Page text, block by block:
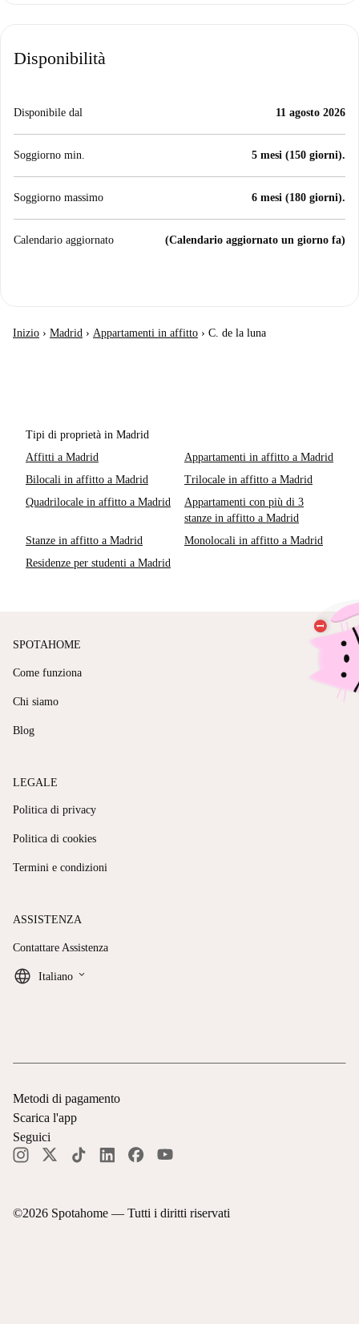
Disponibilità
Disponibile dal 11 agosto 2026
Soggiorno min. 5 mesi (150 giorni).
Soggiorno massimo 6 mesi (180 giorni).
Calendario aggiornato (Calendario aggiornato un giorno fa)
Inizio › Madrid › Appartamenti in affitto › C. de la luna
Tipi di proprietà in Madrid
Affitti a Madrid
Appartamenti in affitto a Madrid
Bilocali in affitto a Madrid
Trilocale in affitto a Madrid
Quadrilocale in affitto a Madrid
Appartamenti con più di 3
stanze in affitto a Madrid
Stanze in affitto a Madrid
Monolocali in affitto a Madrid
Residenze per studenti a Madrid
SPOTAHOME
Come funziona
Chi siamo
Blog
LEGALE
Politica di privacy
Politica di cookies
Termini e condizioni
ASSISTENZA
Contattare Assistenza
Italiano keyboard_arrow_down
©2026 Spotahome — Tutti i diritti riservati
Metodi di pagamento
Scarica l'app
Seguici